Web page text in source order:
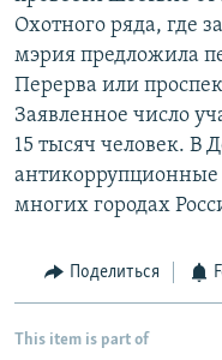
Охотного ряда, где
мэрия предложила
Перерва или
Заявленное число
15 тысяч человек. В
многих городах
Поделиться
This item is part of